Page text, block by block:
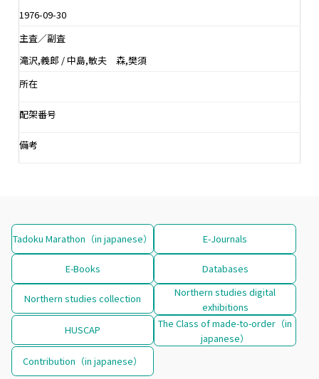
1976-09-30
主査／副査
滝沢,義郎 / 中島,敏夫 森,樊須
所在
配架番号
備考
Tadoku Marathon（in japanese） E-Journals
E-Books Databases
Northern studies collection
Northern studies digital
exhibitions
HUSCAP
The Class of made-to-order（in
japanese）
Contribution（in japanese）